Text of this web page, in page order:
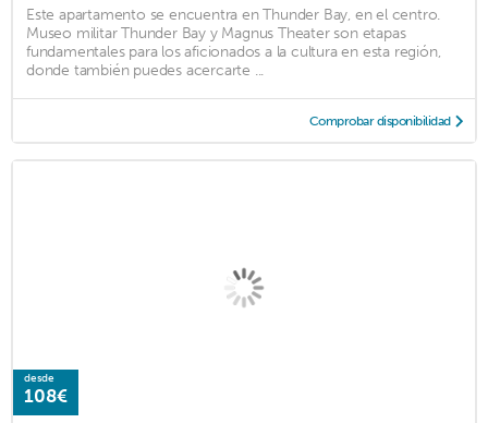
Este apartamento se encuentra en Thunder Bay, en el centro.
Museo militar Thunder Bay y Magnus Theater son etapas
fundamentales para los aficionados a la cultura en esta región,
donde también puedes acercarte ...
Comprobar disponibilidad
desde
108€